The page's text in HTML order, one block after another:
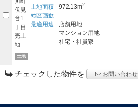
土地
土地面積
972.13m2
総区画数
最適用途
店舗用地
マンション用地
社宅・社員寮
チェックした物件を お問い合わせ